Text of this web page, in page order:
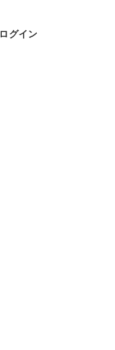
ログイン